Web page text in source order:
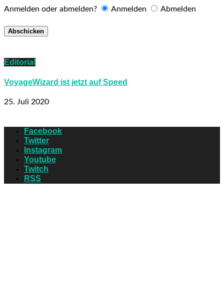
Anmelden oder abmelden? Anmelden Abmelden
Editorial
VoyageWizard ist jetzt auf Speed
25. Juli 2020
Facebook
Twitter
Instagram
Youtube
Twitch
RSS